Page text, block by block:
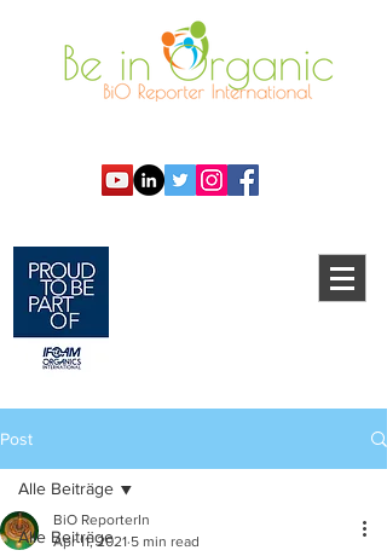
Post
Alle Beiträge
Alle Beiträge
BiO ReporterIn
Apr 11, 2021 5 min read